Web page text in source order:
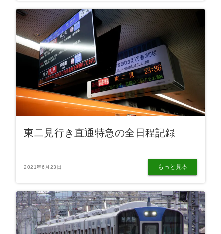
東二見行き直通特急の全日程記録
2021年6月23日 もっと見る